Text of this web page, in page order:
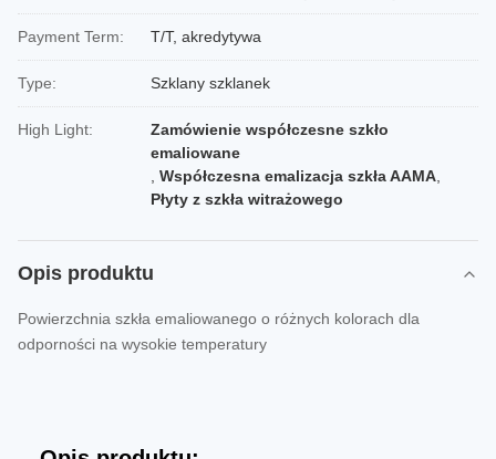
Payment Term: T/T, akredytywa
Type: Szklany szklanek
High Light:
Zamówienie współczesne szkło
emaliowane
Współczesna emalizacja szkła AAMA
Płyty z szkła witrażowego
Opis produktu
Powierzchnia szkła emaliowanego o różnych kolorach dla
odporności na wysokie temperatury